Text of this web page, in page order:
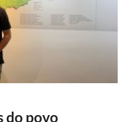
do povo